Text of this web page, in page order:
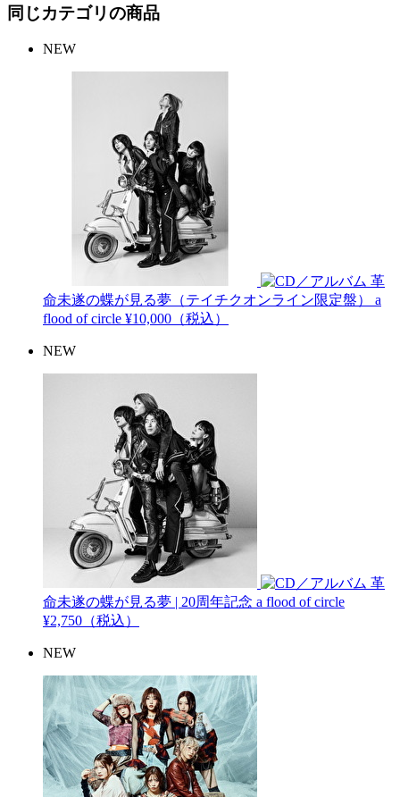
同じカテゴリの商品
NEW
革
命未遂の蝶が見る夢（テイチクオンライン限定盤） a
flood of circle ¥10,000（税込）
NEW
革
命未遂の蝶が見る夢 | 20周年記念 a flood of circle
¥2,750（税込）
NEW